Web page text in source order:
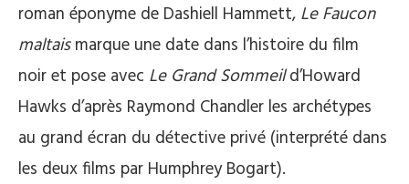
roman éponyme de Dashiell Hammett, Le Faucon
maltaismarque une date dans l’histoire du film
noir et pose avec Le Grand Sommeild’Howard
Hawks d’après Raymond Chandler les archétypes
au grand écran du détective privé (interprété dans
les deux films par Humphrey Bogart).